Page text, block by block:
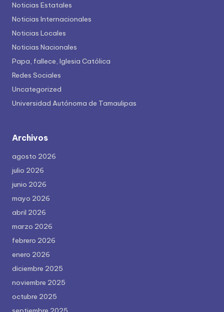
Noticias Estatales
Noticias Internacionales
Noticias Locales
Noticias Nacionales
Papa, fallece, Iglesia Católica
Redes Sociales
Uncategorized
Universidad Autónoma de Tamaulipas
Archivos
agosto 2026
julio 2026
junio 2026
mayo 2026
abril 2026
marzo 2026
febrero 2026
enero 2026
diciembre 2025
noviembre 2025
octubre 2025